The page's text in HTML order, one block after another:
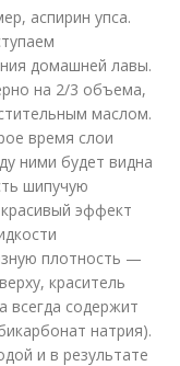
аспирин упса.
домашней лавы.
на 2/3 объема,
маслом.
время слои
ними будет видна
шипучую
эффект
плотность —
краситель
всегда содержит
натрия).
и в результате